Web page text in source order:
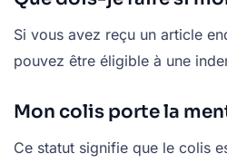
Si vous avez reçu un article
pouvez être éligible à une
Mon colis porte la
Ce statut signifie que le colis